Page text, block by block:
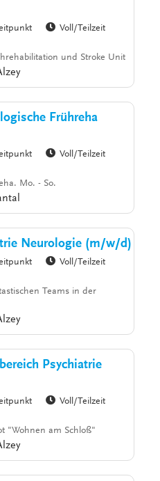
Voll/Teilzeit
und Stroke Unit
Frühreha
Voll/Teilzeit
Mo. - So.
Neurologie (m/w/d)
Voll/Teilzeit
Teams in der
Psychiatrie
Voll/Teilzeit
"Wohnen am Schloß"